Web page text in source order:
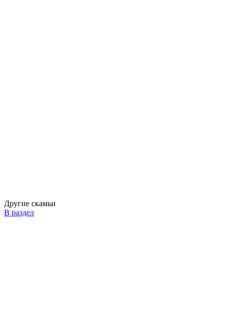
Другие скамьи
В раздел